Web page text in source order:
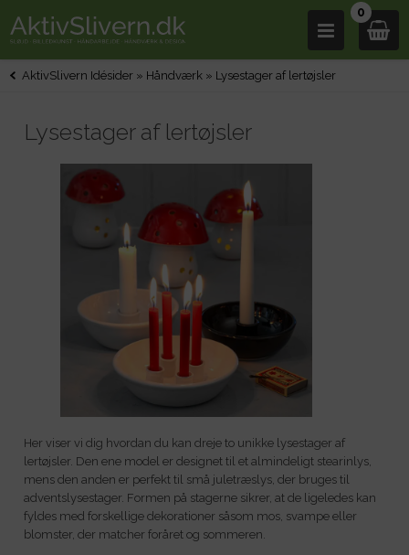
0
AktivSlivern Idésider » Håndværk » Lysestager af lertøjsler
Lysestager af lertøjsler
Her viser vi dig hvordan du kan dreje to unikke lysestager af
lertøjsler. Den ene model er designet til et almindeligt stearinlys,
mens den anden er perfekt til små juletræslys, der bruges til
adventslysestager. Formen på stagerne sikrer, at de ligeledes kan
fyldes med forskellige dekorationer såsom mos, svampe eller
blomster, der matcher foråret og sommeren.